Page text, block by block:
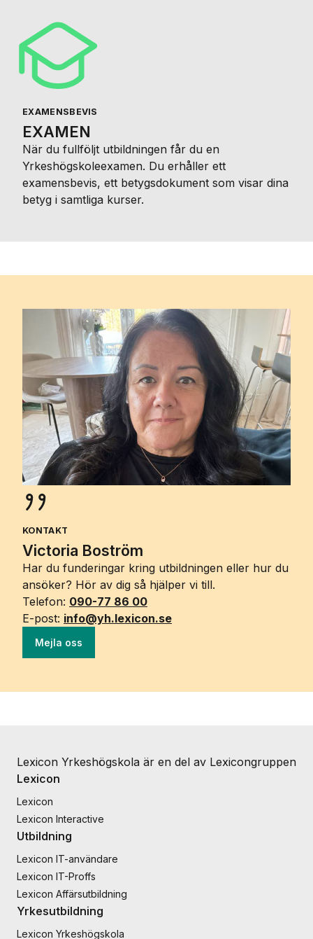
EXAMENSBEVIS
EXAMEN
När du fullföljt utbildningen får du en
Yrkeshögskoleexamen. Du erhåller ett
examensbevis, ett betygsdokument som visar dina
betyg i samtliga kurser.
KONTAKT
Victoria Boström
Har du funderingar kring utbildningen eller hur du
ansöker? Hör av dig så hjälper vi till.
Telefon: 090-77 86 00
E-post: info@yh.lexicon.se
Mejla oss
Lexicon Yrkeshögskola är en del av Lexicongruppen
Lexicon
Lexicon
Lexicon Interactive
Utbildning
Lexicon IT-användare
Lexicon IT-Proffs
Lexicon Affärsutbildning
Yrkesutbildning
Lexicon Yrkeshögskola